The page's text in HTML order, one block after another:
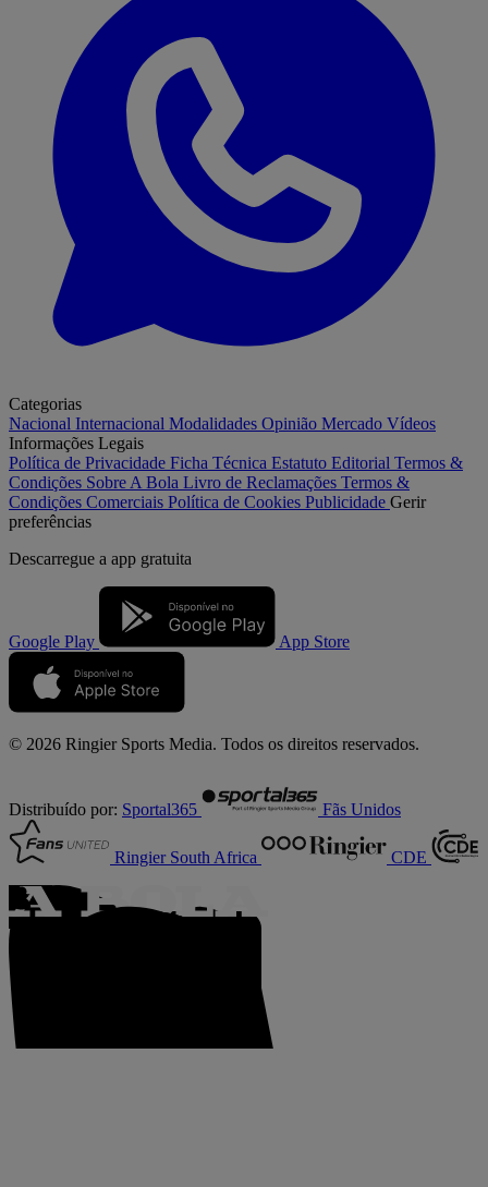
Categorias
Nacional Internacional Modalidades Opinião Mercado Vídeos
Informações Legais
Política de Privacidade Ficha Técnica Estatuto Editorial Termos &
Condições Sobre A Bola Livro de Reclamações Termos &
Condições Comerciais Política de Cookies Publicidade Gerir
preferências
Descarregue a app gratuita
Google Play App Store
© 2026 Ringier Sports Media. Todos os direitos reservados.
Distribuído por: Sportal365 Fãs Unidos
Ringier South Africa CDE